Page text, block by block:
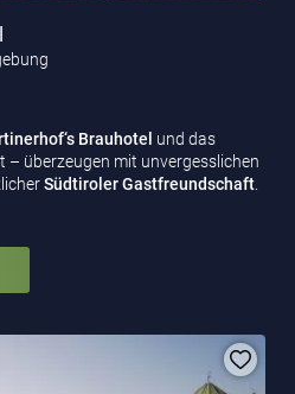
Brauhotel und das
– überzeugen mit unvergesslichen
Südtiroler Gastfreundschaft